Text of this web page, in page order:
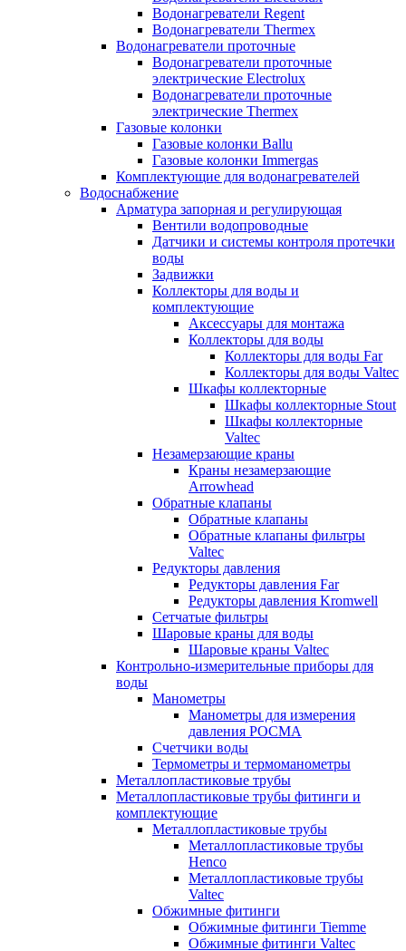
Водонагреватели Regent
Водонагреватели Thermex
Водонагреватели проточные
Водонагреватели проточные
электрические Electrolux
Водонагреватели проточные
электрические Thermex
Газовые колонки
Газовые колонки Ballu
Газовые колонки Immergas
Комплектующие для водонагревателей
Водоснабжение
Арматура запорная и регулирующая
Вентили водопроводные
Датчики и системы контроля протечки
воды
Задвижки
Коллекторы для воды и
комплектующие
Аксессуары для монтажа
Коллекторы для воды
Коллекторы для воды Far
Коллекторы для воды Valtec
Шкафы коллекторные
Шкафы коллекторные Stout
Шкафы коллекторные
Valtec
Незамерзающие краны
Краны незамерзающие
Arrowhead
Обратные клапаны
Обратные клапаны
Обратные клапаны фильтры
Valtec
Редукторы давления
Редукторы давления Far
Редукторы давления Kromwell
Сетчатые фильтры
Шаровые краны для воды
Шаровые краны Valtec
Контрольно-измерительные приборы для
воды
Манометры
Манометры для измерения
давления РОСМА
Счетчики воды
Термометры и термоманометры
Металлопластиковые трубы
Металлопластиковые трубы фитинги и
комплектующие
Металлопластиковые трубы
Металлопластиковые трубы
Henco
Металлопластиковые трубы
Valtec
Обжимные фитинги
Обжимные фитинги Tiemme
Обжимные фитинги Valtec